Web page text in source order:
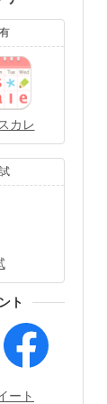
カレ
ト
ート